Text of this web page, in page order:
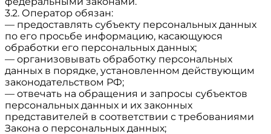
3.2. Оператор обязан:
— предоставлять субъекту персональных данных
по его просьбе информацию, касающуюся
обработки его персональных данных;
— организовывать обработку персональных
данных в порядке, установленном действующим
законодательством РФ;
— отвечать на обращения и запросы субъектов
персональных данных и их законных
представителей в соответствии с требованиями
Закона о персональных данных;